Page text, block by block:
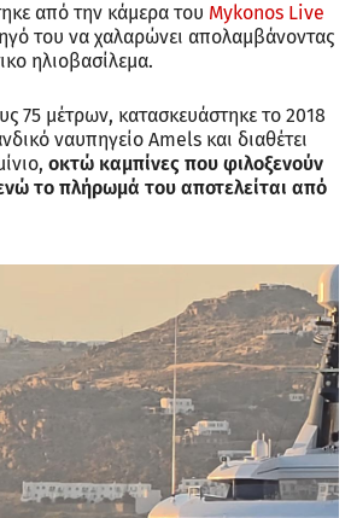
από την κάμερα του Mykonos Live
του να χαλαρώνει απολαμβάνοντας
ηλιοβασίλεμα.
75 μέτρων, κατασκευάστηκε το 2018
ναυπηγείο Amels και διαθέτει
οκτώ καμπίνες που φιλοξενούν
το πλήρωμά του αποτελείται από